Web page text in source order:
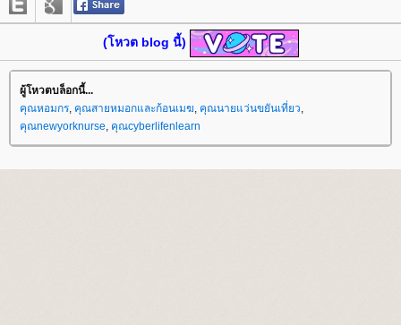
(โหวต blog นี้)
ผู้โหวตบล็อกนี้...
คุณหอมกร, คุณสายหมอกและก้อนเมฆ, คุณนายแว่นขยันเที่ยว,
คุณnewyorknurse, คุณcyberlifenlearn